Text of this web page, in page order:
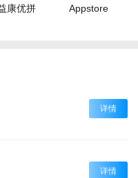
康优拼 Appstore
详情
详情